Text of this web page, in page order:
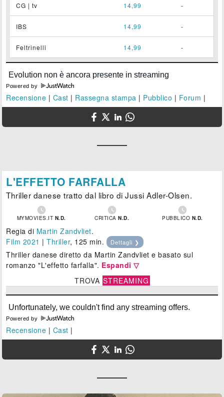
CG | tv 14,99 -
IBS 14,99 -
Feltrinelli 14,99 -
Powered by
Recensione | Cast | Rassegna stampa | Pubblico | Forum |
L'EFFETTO FARFALLA
Thriller danese tratto dal libro di Jussi Adler-Olsen.

MYMOVIES.IT N.D.

CRITICAN.D.

PUBBLICO N.D.
Regia di Martin Zandvliet.
Film 2021 |Thriller, 125 min. Dettagli ❯
Thriller danese diretto da Martin Zandvliet e basato sul
romanzo "L'effetto farfalla". Espandi ▽
TROVA STREAMING
Powered by
Recensione | Cast |